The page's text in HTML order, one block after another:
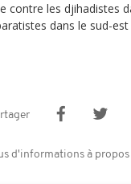
contre les djihadistes
dans le sud-est
d'informations à propos